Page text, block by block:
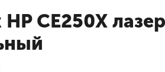
CE250X